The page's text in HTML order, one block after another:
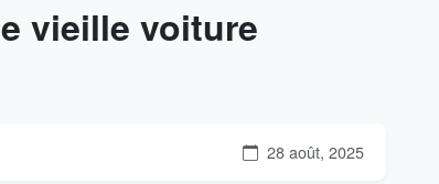
vieille voiture
28 août, 2025